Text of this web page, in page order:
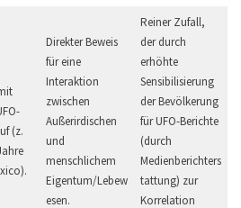
(z.
Direkter Beweis
für eine
Interaktion
zwischen
Außerirdischen
und
menschlichem
Eigentum/Lebew
esen.
Reiner Zufall,
der durch
erhöhte
Sensibilisierung
der Bevölkerung
für UFO-Berichte
(durch
Medienberichters
tattung) zur
Korrelation